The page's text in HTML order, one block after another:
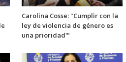
Carolina Cosse: "Cumplir con la
ley de violencia de género es
una prioridad'"